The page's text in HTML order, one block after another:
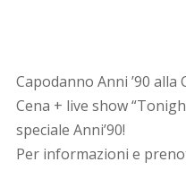
Capodanno Anni ’90 alla
Cena + live show
speciale Anni’90!
Per informazioni e